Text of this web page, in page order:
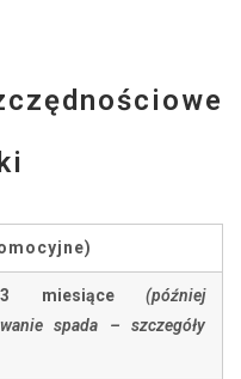
miesiące
(później
spada – szczegóły